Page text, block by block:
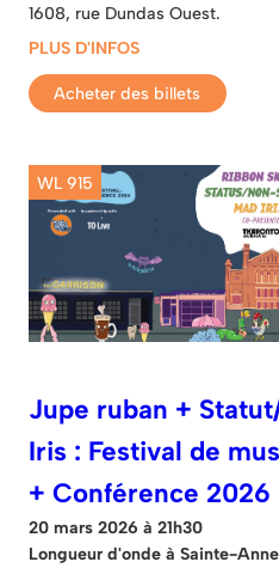
1608, rue Dundas Ouest.
PLUS D'INFOS
Acheter des billets
WL 915
Jupe ruban +
Iris : Festival de
+ Conférence 2026
20 mars 2026 à 21h30
Longueur d'onde à Sainte-Anne